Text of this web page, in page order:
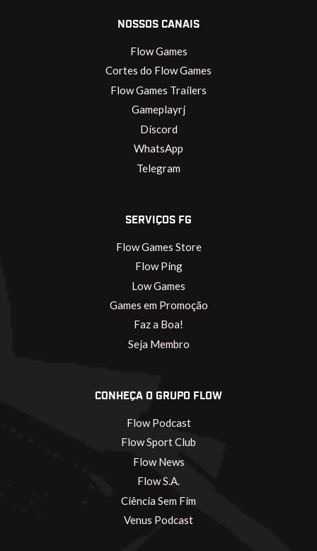
NOSSOS CANAIS
Flow Games
Cortes do Flow Games
Flow Games Trailers
Gameplayrj
Discord
WhatsApp
Telegram
SERVIÇOS FG
Flow Games Store
Flow Ping
Low Games
Games em Promoção
Faz a Boa!
Seja Membro
CONHEÇA O GRUPO FLOW
Flow Podcast
Flow Sport Club
Flow News
Flow S.A.
Ciência Sem Fim
Venus Podcast